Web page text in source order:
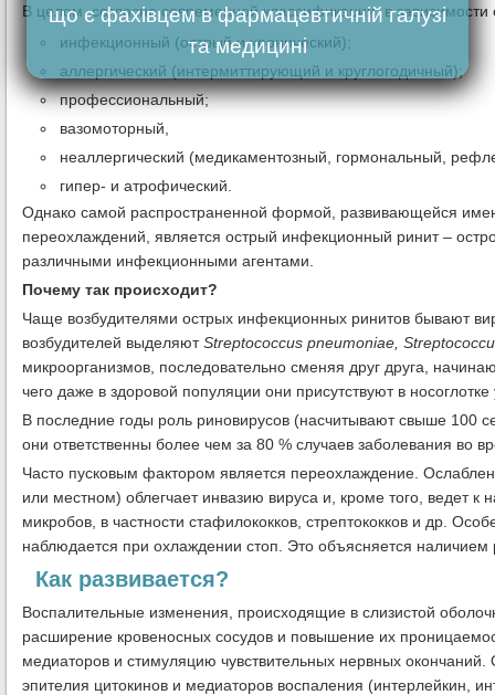
В целом, согласно современной классификации, в
инфекционный (острый и хронический);
аллергический (интермиттирующий и круглогодичный);
профессиональный;
вазомоторный,
неаллергический (медикаментозный, гормональный,
гипер- и атрофический.
Однако самой распространенной формой, развивающейся
переохлаждений, является острый инфекционный ринит –
различными инфекционными агентами.
Почему так происходит?
Чаще возбудителями острых инфекционных ринитов бывают
возбудителей выделяютStreptococcus pneumoniae,
микроорганизмов, последовательно сменяя друг друга,
чего даже в здоровой популяции они присутствуют в
В последние годы роль риновирусов (насчитывают свыше 100
они ответственны более чем за 80 % случаев заболевания во
Часто пусковым фактором является переохлаждение.
или местном) облегчает инвазию вируса и, кроме того, ведет
микробов, в частности стафилококков, стрептококков и др.
наблюдается при охлаждении стоп. Это объясняется
Как развивается?
Воспалительные изменения, происходящие в слизистой
расширение кровеносных сосудов и повышение их
медиаторов и стимуляцию чувствительных нервных
эпителия цитокинов и медиаторов воспаления (интерлейкин,
що є фахівцем в фармацевтичній галузі
та медицині